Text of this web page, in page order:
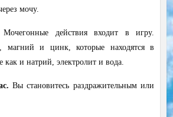
мочу.
Мочегонные действия входит в игру.
магний и цинк, которые находятся в
как и натрий, электролит и вода.
. Вы становитесь раздражительным или